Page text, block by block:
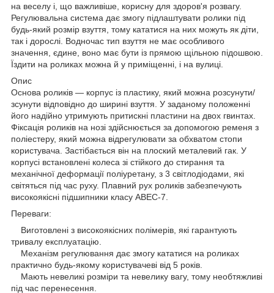
на веселу і, що важливіше, корисну для здоров'я розвагу.
Регулювальна система дає змогу підлаштувати ролики під
будь-який розмір взуття, тому кататися на них можуть як діти,
так і дорослі. Водночас тип взуття не має особливого
значення, єдине, воно має бути із прямою щільною підошвою.
Їздити на роликах можна й у приміщенні, і на вулиці.
Опис
Основа роликів — корпус із пластику, який можна розсунути/
зсунути відповідно до ширині взуття. У заданому положенні
його надійно утримують притискні пластини на двох гвинтах.
Фіксація роликів на нозі здійснюється за допомогою ременя з
поліестеру, який можна відрегулювати за обхватом стопи
користувача. Застібається він на плоский металевий гак. У
корпусі встановлені колеса зі стійкого до стирання та
механічної деформації поліуретану, з 3 світлодіодами, які
світяться під час руху. Плавний рух роликів забезпечують
високоякісні підшипники класу ABEC-7.
Переваги:
Виготовлені з високоякісних полімерів, які гарантують
тривалу експлуатацію.
Механізм регулювання дає змогу кататися на роликах
практично будь-якому користувачеві від 5 років.
Мають невеликі розміри та невелику вагу, тому необтяжливі
під час перенесення.